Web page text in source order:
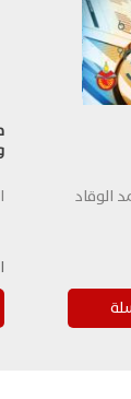
الوقاد